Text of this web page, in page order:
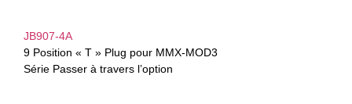
JB907-4A
9 Position « T » Plug pour MMX-MOD3
Série Passer à travers l’option